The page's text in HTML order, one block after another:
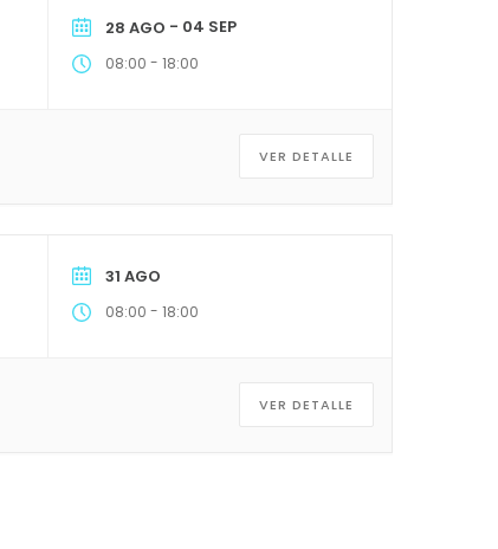
28 AGO - 04 SEP
08:00 - 18:00
VER DETALLE
31 AGO
08:00 - 18:00
VER DETALLE